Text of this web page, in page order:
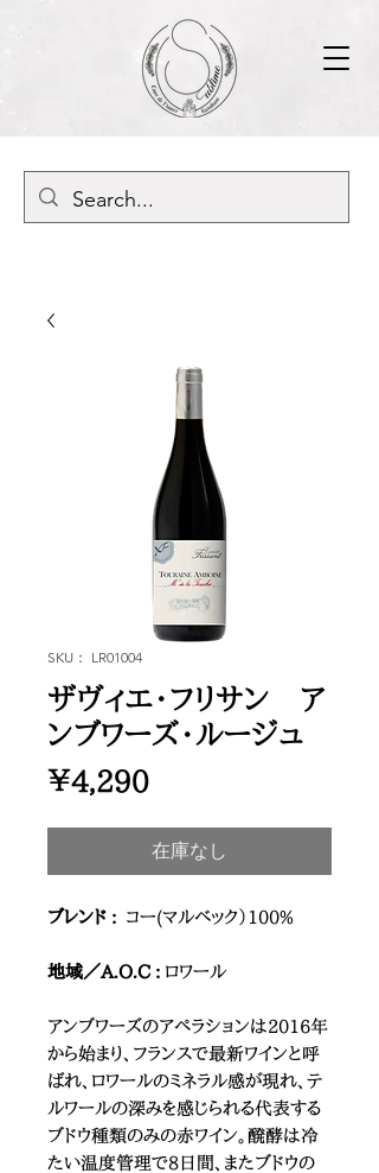
SKU： LR01004
ザヴィエ・フリサン ア
ンブワーズ・ルージュ
￥4,290価
在庫なし
ブレンド : コー(マルベック）100%
地域／A.O.C : ロワール
アンブワーズのアペラションは2016年
から始まり、フランスで最新ワインと呼
ばれ、ロワールのミネラル感が現れ、テ
ルワールの深みを感じられる代表する
ブドウ種類のみの赤ワイン。醗酵は冷
たい温度管理で8日間、またブドウの